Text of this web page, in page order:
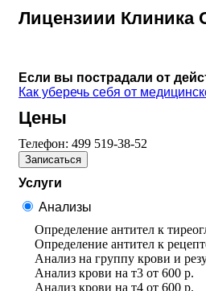
Лицензиии Клиника
Если вы пострадали от
Как уберечь себя от
Цены
Телефон: 499 519-38-52
Записаться
Услуги
Анализы
Определение антител к
Определение антител к
Анализ на группу крови и
Анализ крови на т3 от 600 р.
Анализ крови на т4 от 600 р.